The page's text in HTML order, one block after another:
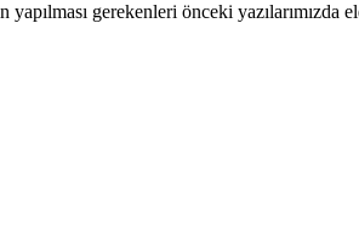
gerekenleri önceki